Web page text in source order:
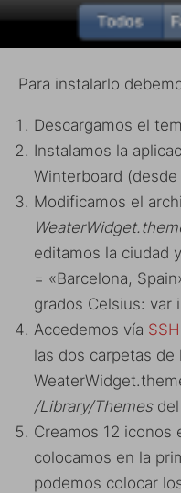
Para instalarlo
Descargamos el
Instalamos la
Winterboard (desde
Modificamos el
editamos la ciudad
= «Barcelona,
grados Celsius: var
Accedemos vía SSH
las dos carpetas de
/Library/Themesdel
Creamos 12 iconos
colocamos en la
podemos colocar